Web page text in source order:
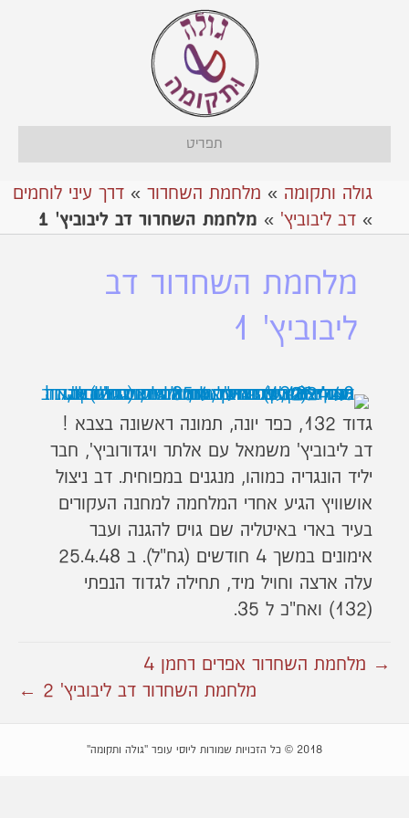
תפריט
גולה ותקומה » מלחמת השחרור » דרך עיני לוחמים
» דב ליבוביץ' » מלחמת השחרור דב ליבוביץ' 1
מלחמת השחרור דב
ליבוביץ' 1
גדוד 132, כפר יונה, תמונה ראשונה בצבא !
דב ליבוביץ' משמאל עם אלתר ויגדורוביץ', חבר
יליד הונגריה כמוהו, מנגנים במפוחית. דב ניצול
אושוויץ הגיע אחרי המלחמה למחנה העקורים
בעיר בארי באיטליה שם גויס להגנה ועבר
אימונים במשך 4 חודשים (גח"ל). ב 25.4.48
עלה ארצה וחויל מיד, תחילה לגדוד הנפתי
(132) ואח"כ ל 35.
→ מלחמת השחרור אפרים רחמן 4
מלחמת השחרור דב ליבוביץ' 2 ←
2018 © כל הזכויות שמורות ליוסי עופר "גולה ותקומה"